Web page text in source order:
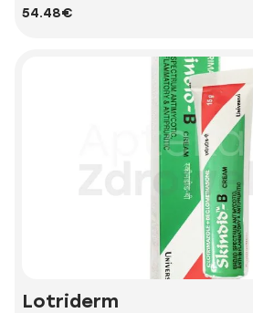
54.48€
Lotriderm